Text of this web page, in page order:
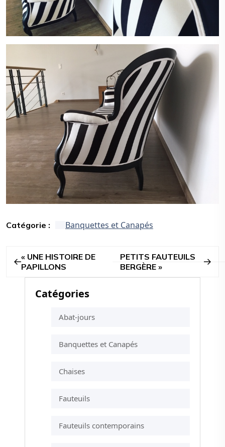
Catégorie : Banquettes et Canapés
UNE HISTOIRE DE
PAPILLONS
PETITS FAUTEUILS
BERGÈRE
Catégories
Abat-jours
Banquettes et Canapés
Chaises
Fauteuils
Fauteuils contemporains